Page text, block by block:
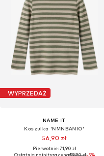
WYPRZEDAŻ
NAME IT
Koszulka 'NMNBANIO'
56,90 zł
Pierwotnie: 71,90 zł